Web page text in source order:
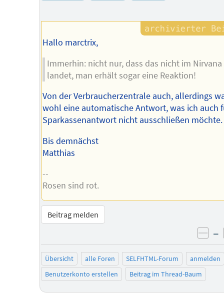
Hallo marctrix,
Immerhin: nicht nur, dass das nicht im Nirvana
landet, man erhält sogar eine Reaktion!
Von der Verbraucherzentrale auch, allerdings
wohl eine automatische Antwort, was ich auch
Sparkassenantwort nicht ausschließen möchte.
Bis demnächst
Matthias
--
Rosen sind rot.
Beitrag melden
–
Übersicht alle Foren SELFHTML-Forum
anmelden
Benutzerkonto erstellen
Beitrag im Thread-Baum